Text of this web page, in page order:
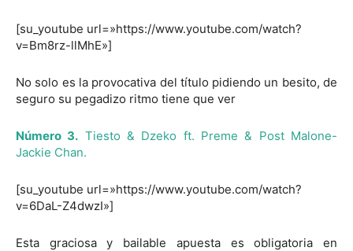
[su_youtube url=»https://www.youtube.com/watch?
v=Bm8rz-llMhE»]
No solo es la provocativa del título pidiendo un besito, de
seguro su pegadizo ritmo tiene que ver
Número 3. Tiesto & Dzeko ft. Preme & Post Malone-
Jackie Chan.
[su_youtube url=»https://www.youtube.com/watch?
v=6DaL-Z4dwzI»]
Esta graciosa y bailable apuesta es obligatoria en